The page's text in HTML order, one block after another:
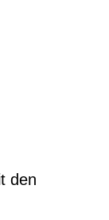
den